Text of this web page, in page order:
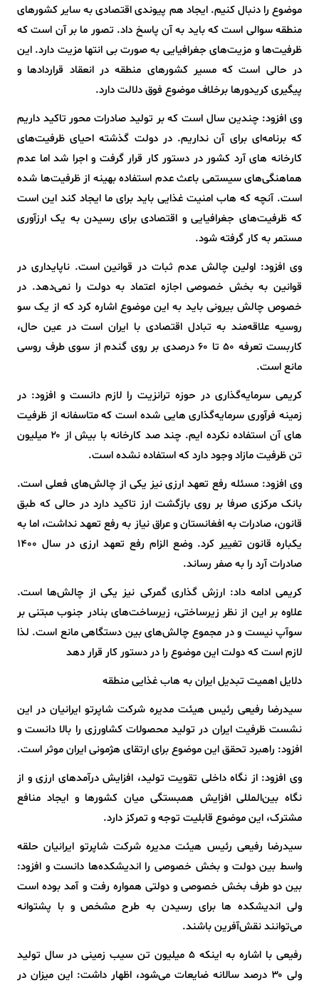
موضوع را دنبال کنیم. ایجاد هم پیوندی اقتصادی به سایر کشورهای
منطقه سوالی است که باید به آن پاسخ داد. تصور ما بر آن است که
ظرفیت‌ها و مزیت‌های جغرافیایی به صورت بی انتها مزیت دارد. این
در حالی است که مسیر کشورهای منطقه در انعقاد قراردادها و
پیگیری کریدورها برخلاف موضوع فوق دلالت دارد.
وی افزود: چندین سال است که بر تولید صادرات محور تاکید داریم
که برنامه‌ای برای آن نداریم. در دولت گذشته احیای ظرفیت‌های
کارخانه های آرد کشور در دستور کار قرار گرفت و اجرا شد اما عدم
هماهنگی‌های سیستمی باعث عدم استفاده بهینه از ظرفیت‌ها شده
است. آنچه که هاب امنیت غذایی باید برای ما ایجاد کند این است
که ظرفیت‌های جغرافیایی و اقتصادی برای رسیدن به یک ارزآوری
مستمر به کار گرفته شود.
وی افزود: اولین چالش عدم ثبات در قوانین است. ناپایداری در
قوانین به بخش خصوصی اجازه اعتماد به دولت را نمی‌دهد. در
خصوص چالش بیرونی باید به این موضوع اشاره کرد که از یک سو
روسیه علاقه‌مند به تبادل اقتصادی با ایران است در عین حال،
کاربست تعرفه ۵۰ تا ۶۰ درصدی بر روی گندم از سوی طرف روسی
مانع است.
کریمی سرمایه‌گذاری در حوزه ترانزیت را لازم دانست و افزود: در
زمینه فرآوری سرمایه‌گذاری هایی شده است که متاسفانه از ظرفیت
های آن استفاده نکرده ایم. چند صد کارخانه با بیش از ۲۰ میلیون
تن ظرفیت مازاد وجود دارد که استفاده نشده است.
وی افزود: مسئله رفع تعهد ارزی نیز یکی از چالش‌های فعلی است.
بانک مرکزی صرفا بر روی بازگشت ارز تاکید دارد در حالی که طبق
قانون، صادرات به افغانستان و عراق نیاز به رفع تعهد نداشت، اما به
یکباره قانون تغییر کرد. وضع الزام رفع تعهد ارزی در سال ۱۴۰۰
صادرات آرد را به صفر رساند.
کریمی ادامه داد: ارزش گذاری گمرکی نیز یکی از چالش‌ها است.
علاوه بر این از نظر زیرساختی، زیرساخت‌های بنادر جنوب مبتنی بر
سوآپ نیست و در مجموع چالش‌های بین دستگاهی مانع است. لذا
لازم است که دولت این موضوع را در دستور کار قرار دهد
دلایل اهمیت تبدیل ایران به هاب غذایی منطقه
سیدرضا رفیعی رئیس هیئت مدیره شرکت شاپرتو ایرانیان در این
نشست ظرفیت ایران در تولید محصولات کشاورزی را بالا دانست و
افزود: راهبرد تحقق این موضوع برای ارتقای هژمونی ایران موثر است.
وی افزود: از نگاه داخلی تقویت تولید، افزایش درآمدهای ارزی و از
نگاه بین‌المللی افزایش همبستگی میان کشورها و ایجاد منافع
مشترک، این موضوع قابلیت توجه و تمرکز دارد.
سیدرضا رفیعی رئیس هیئت مدیره شرکت شاپرتو ایرانیان حلقه
واسط بین دولت و بخش خصوصی را اندیشکده‌ها دانست و افزود:
بین دو طرف بخش خصوصی و دولتی همواره رفت و آمد بوده است
ولی اندیشکده ها برای رسیدن به طرح مشخص و با پشتوانه
می‌توانند نقش‌آفرین باشند.
رفیعی با اشاره به اینکه ۵ میلیون تن سیب زمینی در سال تولید
ولی ۳۰ درصد سالانه ضایعات می‌شود، اظهار داشت: این میزان در